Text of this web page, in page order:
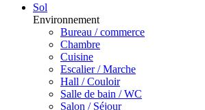
Sol
Environnement
Bureau / commerce
Chambre
Cuisine
Escalier / Marche
Hall / Couloir
Salle de bain / WC
Salon / Séjour